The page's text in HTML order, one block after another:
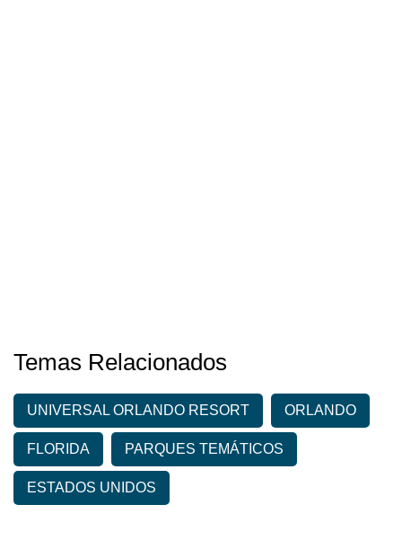
Temas Relacionados
UNIVERSAL ORLANDO RESORT ORLANDO
FLORIDA PARQUES TEMÁTICOS
ESTADOS UNIDOS